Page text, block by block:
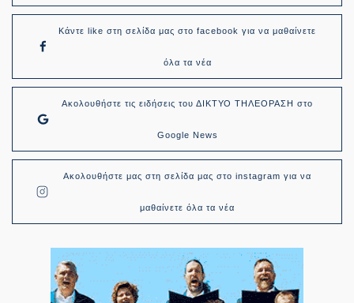
Κάντε like στη σελίδα μας στο facebook για να μαθαίνετε
όλα τα νέα
Ακολουθήστε τις ειδήσεις του ΔΙΚΤΥΟ ΤΗΛΕΟΡΑΣΗ στο
Google News
Ακολουθήστε μας στη σελίδα μας στο instagram για να
μαθαίνετε όλα τα νέα